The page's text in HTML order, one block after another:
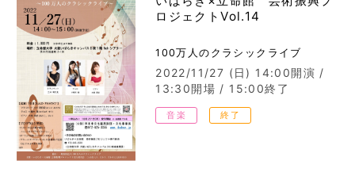
ロジェクトVol.14
100万人のクラシックライブ
2022/11/27 (日) 14:00開演 /
13:30開場 / 15:00終了
音楽 終了